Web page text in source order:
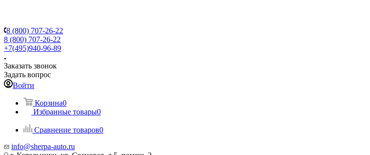
8 (800) 707-26-22
8 (800) 707-26-22
+7(495)940-96-89
Заказать звонок
Задать вопрос
Войти
Корзина0
Избранные товары0
Сравнение товаров0
info@sherpa-auto.ru